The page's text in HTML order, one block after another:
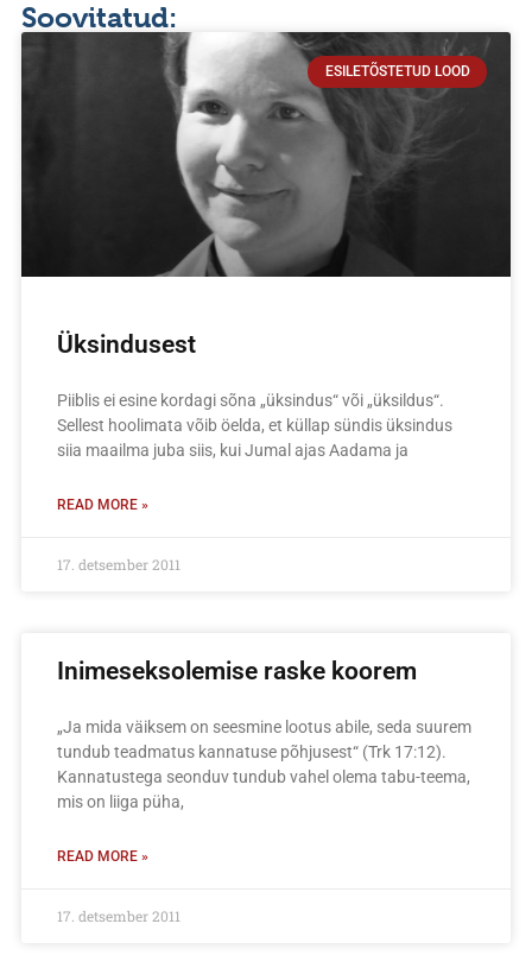
Soovitatud:
ESILETÕSTETUD LOOD
Üksindusest
Piiblis ei esine kordagi sõna „üksindus“ või „üksildus“.
Sellest hoolimata võib öelda, et küllap sündis üksindus
siia maailma juba siis, kui Jumal ajas Aadama ja
READ MORE »
17. detsember 2011
Inimeseksolemise raske koorem
„Ja mida väiksem on seesmine lootus abile, seda suurem
tundub teadmatus kannatuse põhjusest“ (Trk 17:12).
Kannatustega seonduv tundub vahel olema tabu-teema,
mis on liiga püha,
READ MORE »
17. detsember 2011